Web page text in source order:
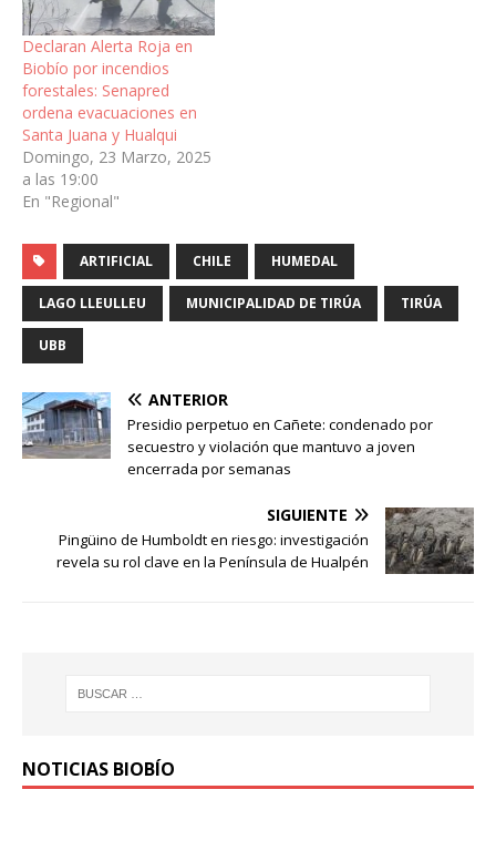
Declaran Alerta Roja en
Biobío por incendios
forestales: Senapred
ordena evacuaciones en
Santa Juana y Hualqui
Domingo, 23 Marzo, 2025
a las 19:00
En "Regional"
ARTIFICIAL CHILE HUMEDAL
LAGO LLEULLEU MUNICIPALIDAD DE TIRÚA TIRÚA
UBB
ANTERIOR
Presidio perpetuo en Cañete: condenado por
secuestro y violación que mantuvo a joven
encerrada por semanas
SIGUIENTE
Pingüino de Humboldt en riesgo: investigación
revela su rol clave en la Península de Hualpén
NOTICIAS BIOBÍO